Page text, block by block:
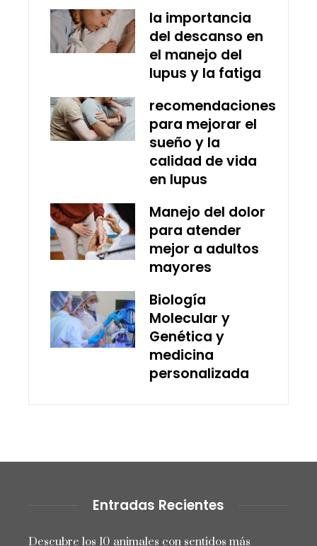
la importancia
del descanso en
el manejo del
lupus y la fatiga
recomendaciones
para mejorar el
sueño y la
calidad de vida
en lupus
Manejo del dolor
para atender
mejor a adultos
mayores
Biología
Molecular y
Genética y
medicina
personalizada
Entradas Recientes
Descubre los 10 animales con sentidos más